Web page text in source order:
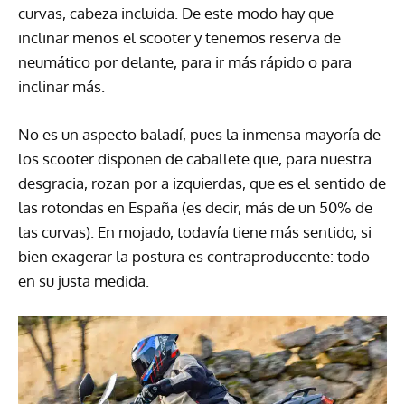
curvas, cabeza incluida. De este modo hay que
inclinar menos el scooter y tenemos reserva de
neumático por delante, para ir más rápido o para
inclinar más.
No es un aspecto baladí, pues la inmensa mayoría de
los scooter disponen de caballete que, para nuestra
desgracia, rozan por a izquierdas, que es el sentido de
las rotondas en España (es decir, más de un 50% de
las curvas). En mojado, todavía tiene más sentido, si
bien exagerar la postura es contraproducente: todo
en su justa medida.